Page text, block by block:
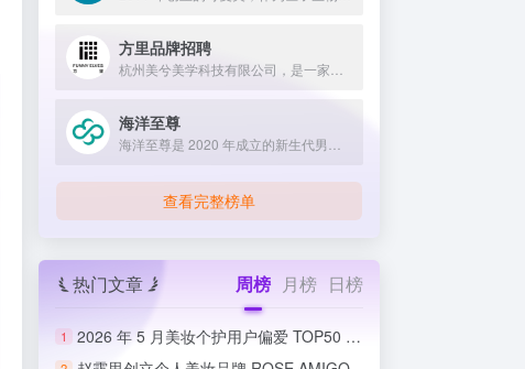
方里品牌招聘
海洋至尊
查看完整榜单
热门文章 周榜 月榜 日榜
1 2026 年 5 月美妆个护用户偏爱 TOP50 榜单出炉